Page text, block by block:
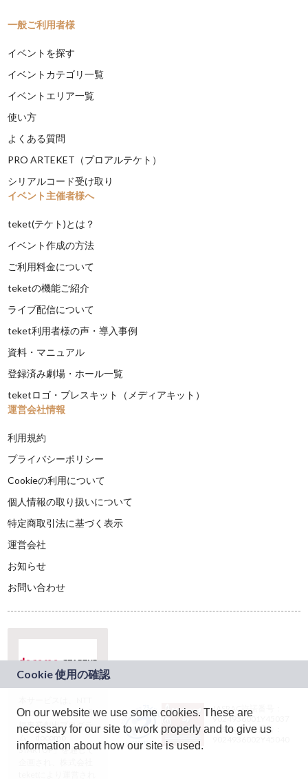
一般ご利用者様
イベントを探す
イベントカテゴリ一覧
イベントエリア一覧
使い方
よくある質問
PRO ARTEKET（プロアルテケト）
シリアルコード受け取り
イベント主催者様へ
teket(テケト)とは？
イベント作成の方法
ご利用料金について
teketの機能ご紹介
ライブ配信について
teket利用者様の声・導入事例
資料・マニュアル
登録済み劇場・ホール一覧
teketロゴ・プレスキット（メディアキット）
運営会社情報
利用規約
プライバシーポリシー
Cookieの利用について
個人情報の取り扱いについて
特定商取引法に基づく表示
運営会社
お知らせ
お問い合わせ
ドコモグループの新
規事業創出プログラ
ム「docomo
STARTUP」を通じて
JASRAC許諾番号：
9024936001Y45037
JASRAC許諾番号：
On our website we use some cookies. These are
necessary for our site to work properly and to give us
information about how our site is used.